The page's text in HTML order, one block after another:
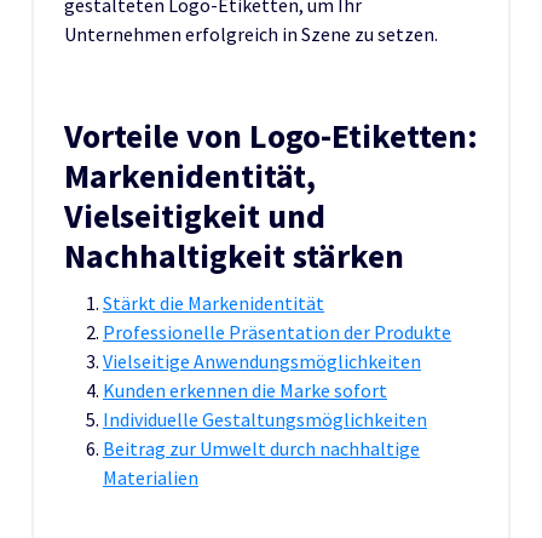
gestalteten Logo-Etiketten, um Ihr
Unternehmen erfolgreich in Szene zu setzen.
Vorteile von Logo-Etiketten:
Markenidentität,
Vielseitigkeit und
Nachhaltigkeit stärken
Stärkt die Markenidentität
Professionelle Präsentation der Produkte
Vielseitige Anwendungsmöglichkeiten
Kunden erkennen die Marke sofort
Individuelle Gestaltungsmöglichkeiten
Beitrag zur Umwelt durch nachhaltige
Materialien